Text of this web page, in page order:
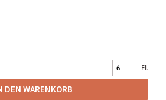
Fl.
DEN WARENKORB